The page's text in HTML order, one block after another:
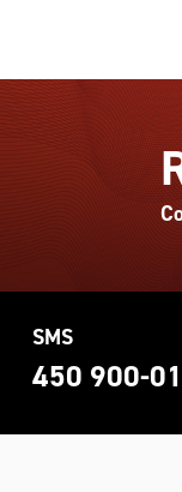
SMS
450 900-